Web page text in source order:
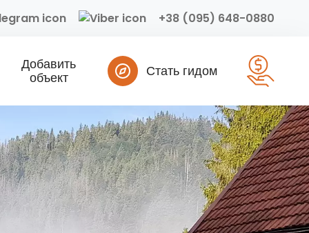
+38 (095) 648-0880
Добавить
объект
Стать гидом